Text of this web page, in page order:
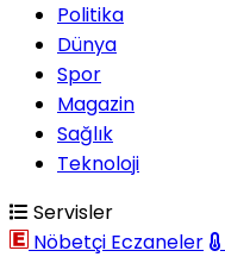
Politika
Dünya
Spor
Magazin
Sağlık
Teknoloji
Servisler
Nöbetçi Eczaneler